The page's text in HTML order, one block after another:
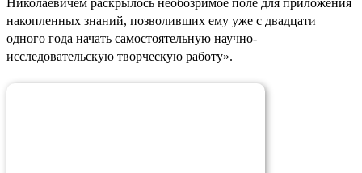
Николаевичем раскрылось необозримое поле для приложения
накопленных знаний, позволивших ему уже с двадцати
одного года начать самостоятельную научно-
исследовательскую творческую работу».